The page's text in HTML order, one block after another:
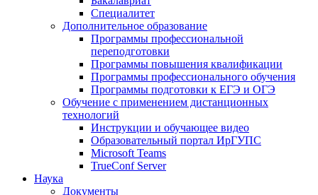
Специалитет
Дополнительное образование
Программы профессиональной
переподготовки
Программы повышения квалификации
Программы профессионального обучения
Программы подготовки к ЕГЭ и ОГЭ
Обучение с применением дистанционных
технологий
Инструкции и обучающее видео
Образовательный портал ИрГУПС
Microsoft Teams
TrueConf Server
Наука
Документы